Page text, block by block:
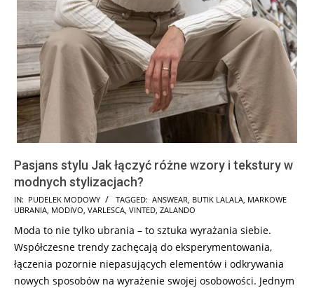
Pasjans stylu Jak łączyć różne wzory i tekstury w
modnych stylizacjach?
2024-
12-
21
IN: PUDELEK MODOWY TAGGED: ANSWEAR BUTIK LALALA MARKOWE
UBRANIA MODIVO VARLESCA VINTED ZALANDO
Moda to nie tylko ubrania – to sztuka wyrażania siebie.
Współczesne trendy zachęcają do eksperymentowania,
łączenia pozornie niepasujących elementów i odkrywania
nowych sposobów na wyrażenie swojej osobowości. Jednym